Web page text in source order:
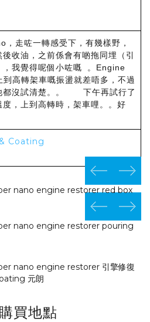
走咗一轉感受下，有幾樣野，
收油，之前係會有啲拖同埋（引
，我覺得呢個小咗嘅 。Engine
高轉架車嘅振盪就差唔多，不過
都沒試清楚。。 下午再試行了
，上到高轉時，架車哩。。好
Coating
prev
next
prev
next
買地點